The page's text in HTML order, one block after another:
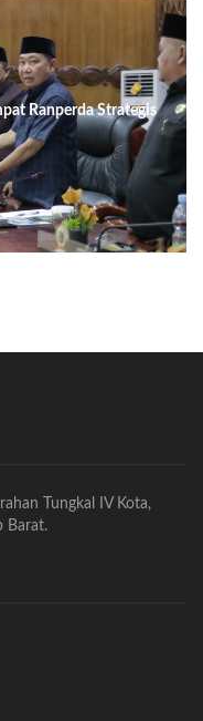
Ranperda Strategis
Tungkal IV Kota,
Barat.